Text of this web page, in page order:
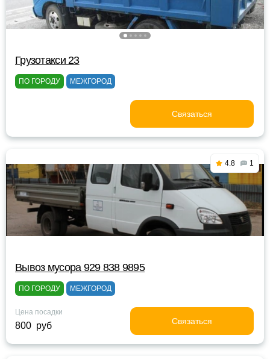
Грузотакси 23
ПО ГОРОДУ МЕЖГОРОД
Связаться
4.8 1
Вывоз мусора 929 838 9895
ПО ГОРОДУ МЕЖГОРОД
Цена посадки
800 руб Связаться